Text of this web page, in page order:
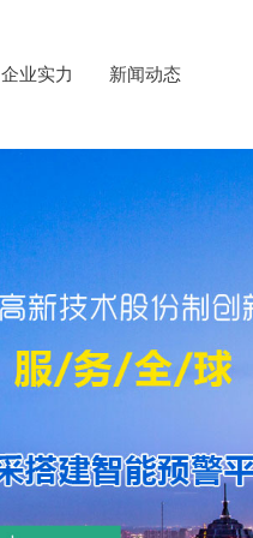
企业实力 新闻动态